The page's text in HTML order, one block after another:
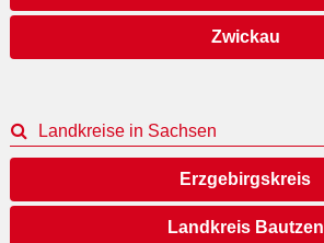
Zwickau
Landkreise in Sachsen
Erzgebirgskreis
Landkreis Bautzen